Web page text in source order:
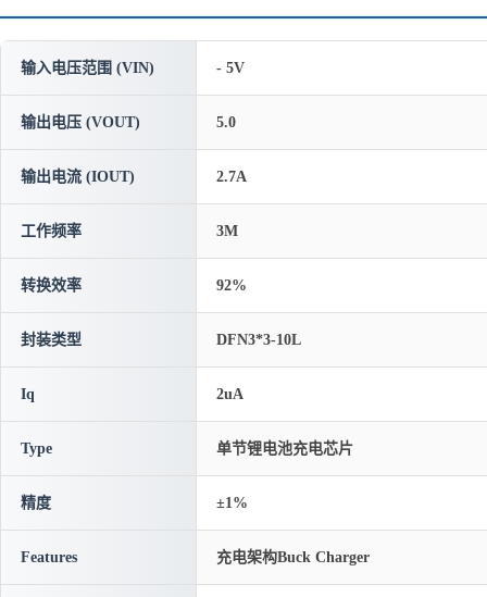
输入电压范围 (VIN) - 5V
输出电压 (VOUT) 5.0
输出电流 (IOUT) 2.7A
工作频率 3M
转换效率 92%
封装类型 DFN3*3-10L
Iq 2uA
Type 单节锂电池充电芯片
精度 ±1%
Features 充电架构Buck Charger